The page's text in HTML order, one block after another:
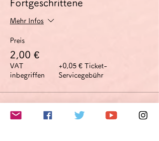
Fortgeschrittene
Mehr Infos
Preis
2,00 €
VAT
inbegriffen
+0,05 € Ticket-
Servicegebühr
このイベントをシェア